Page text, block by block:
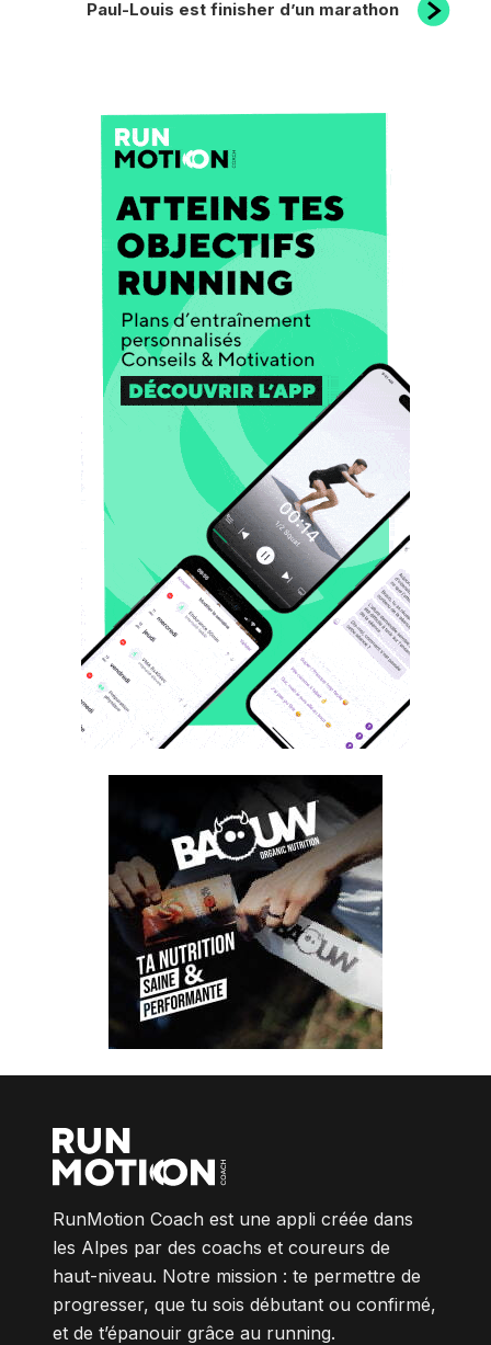
Paul-Louis est finisher d’un marathon
RunMotion Coach est une appli créée dans
les Alpes par des coachs et coureurs de
haut-niveau. Notre mission : te permettre de
progresser, que tu sois débutant ou confirmé,
et de t’épanouir grâce au running.